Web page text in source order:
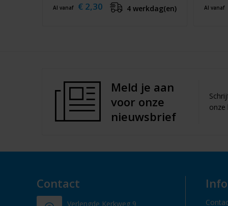
Al vanaf € 2,30 4 werkdag(en) Al vanaf
Meld je aan
voor onze
nieuwsbrief
onze
Contact
Verlengde Kerkweg 9